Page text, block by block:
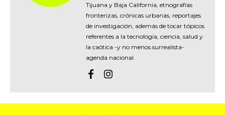
Tijuana y Baja California, etnografías
fronterizas, crónicas urbanas, reportajes
de investigación, además de tocar tópicos
referentes a la tecnología, ciencia, salud y
la caótica -y no menos surrealista-
agenda nacional.